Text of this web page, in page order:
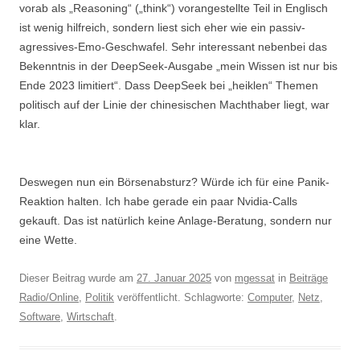
vorab als „Reasoning“ („think“) vorangestellte Teil in Englisch
ist wenig hilfreich, sondern liest sich eher wie ein passiv-
agressives-Emo-Geschwafel. Sehr interessant nebenbei das
Bekenntnis in der DeepSeek-Ausgabe „mein Wissen ist nur bis
Ende 2023 limitiert“. Dass DeepSeek bei „heiklen“ Themen
politisch auf der Linie der chinesischen Machthaber liegt, war
klar.
Deswegen nun ein Börsenabsturz? Würde ich für eine Panik-
Reaktion halten. Ich habe gerade ein paar Nvidia-Calls
gekauft. Das ist natürlich keine Anlage-Beratung, sondern nur
eine Wette.
Dieser Beitrag wurde am 27. Januar 2025 von mgessat in Beiträge
Radio/Online
Politik veröffentlicht. Schlagworte: Computer, Netz
Software Wirtschaft